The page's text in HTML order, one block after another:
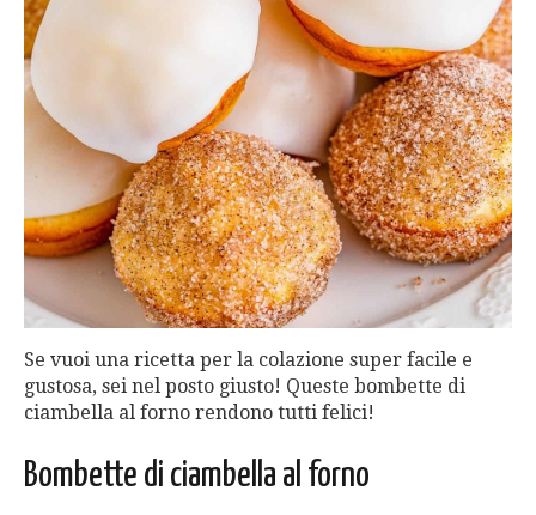
Se vuoi una ricetta per la colazione super facile e
gustosa, sei nel posto giusto! Queste bombette di
ciambella al forno rendono tutti felici!
Bombette di ciambella al forno